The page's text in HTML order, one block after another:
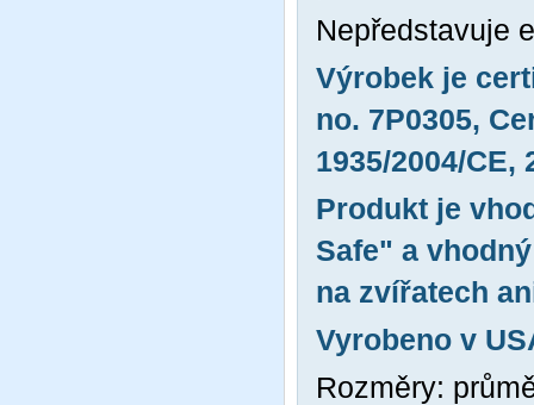
Nepředstavuje
Výrobek je
no. 7P0305,
1935/2004/CE,
Produkt je
Safe" a
na zvířatech
Vyrobeno v
Rozměry: